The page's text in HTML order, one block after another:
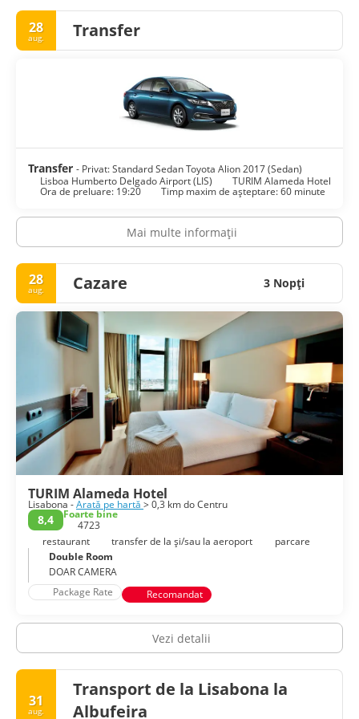
28
aug. Transfer
Transfer - Privat: Standard Sedan Toyota Alion 2017 (Sedan)
Lisboa Humberto Delgado Airport (LIS)
TURIM Alameda Hotel
Ora de preluare: 19:20 Timp maxim de așteptare: 60 minute
Mai multe informații
28
aug. Cazare 3 Nopţi
TURIM Alameda Hotel
Lisabona -Arată pe hartă > 0,3 km do Centru
8,4
Foarte bine
4723
restaurant
transfer de la și/sau la aeroport
parcare
Double Room
DOAR CAMERA
Package Rate
Recomandat
Vezi detalii
31
aug.
Transport de la Lisabona la
Albufeira